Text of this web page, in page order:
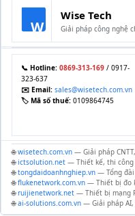
W
Wise Tech
Giải pháp công nghệ
📞 Hotline: 0869-313-169 / 0917-
323-637
✉️ Email: sales@wisetech.com.vn
🏷 Mã số thuế: 0109864745
🌐wisetech.com.vn — Giải pháp
🌐ictsolution.net — Thiết kế, thi công
🌐tongdaidoanhnghiep.vn — Tổng đài
🌐flukenetwork.com.vn — Thiết bị đo
🌐ruijienetwork.net — Thiết bị mạng
🌐ai-solutions.com.vn — Giải pháp